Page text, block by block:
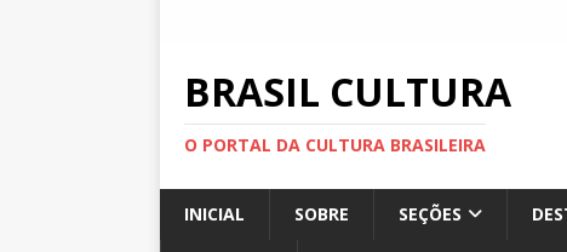
BRASIL CULTURA
O PORTAL DA CULTURA BRASILEIRA
INICIAL SOBRE SEÇÕES